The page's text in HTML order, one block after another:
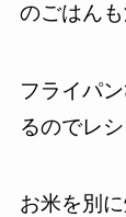
のごはんも
フライパ
るのでレ
お米を別